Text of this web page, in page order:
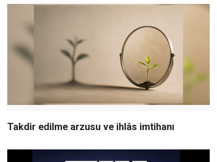
Takdir edilme arzusu ve ihlâs imtihanı